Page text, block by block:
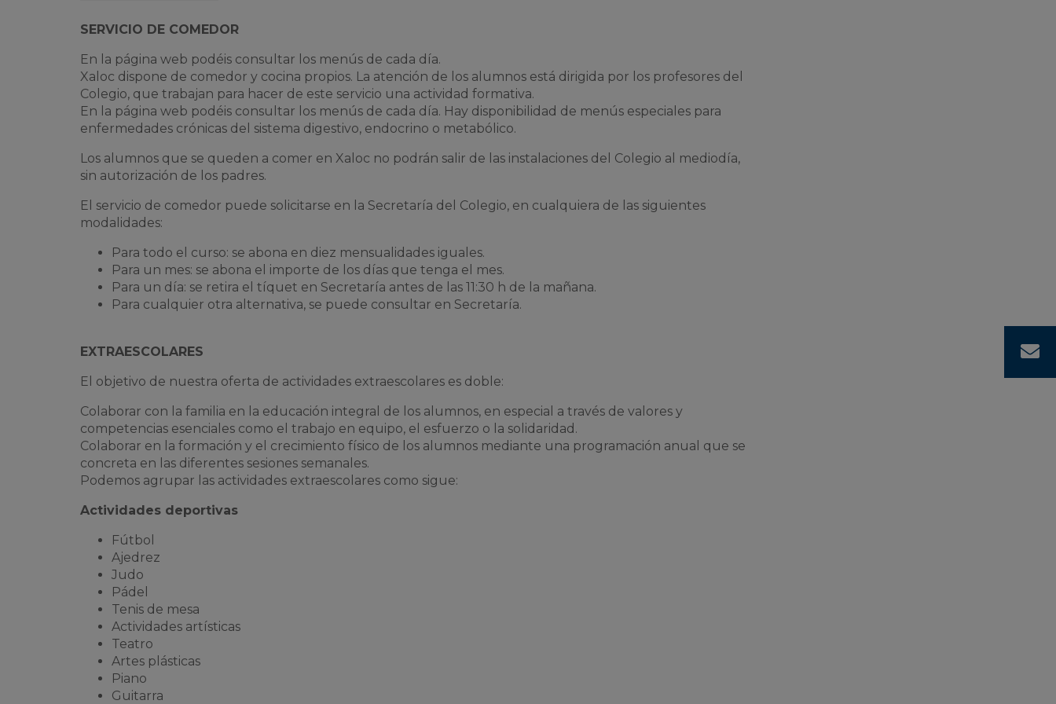
SERVICIO DE COMEDOR
En la página web podéis consultar los menús de cada día.
Xaloc dispone de comedor y cocina propios. La atención de los alumnos está dirigida por los profesores del
Colegio, que trabajan para hacer de este servicio una actividad formativa.
En la página web podéis consultar los menús de cada día. Hay disponibilidad de menús especiales para
enfermedades crónicas del sistema digestivo, endocrino o metabólico.
Los alumnos que se queden a comer en Xaloc no podrán salir de las instalaciones del Colegio al mediodía,
sin autorización de los padres.
El servicio de comedor puede solicitarse en la Secretaría del Colegio, en cualquiera de las siguientes
modalidades:
Para todo el curso: se abona en diez mensualidades iguales.
Para un mes: se abona el importe de los días que tenga el mes.
Para un día: se retira el tíquet en Secretaría antes de las 11:30 h de la mañana.
Para cualquier otra alternativa, se puede consultar en Secretaría.
EXTRAESCOLARES
El objetivo de nuestra oferta de actividades extraescolares es doble:
Colaborar con la familia en la educación integral de los alumnos, en especial a través de valores y
competencias esenciales como el trabajo en equipo, el esfuerzo o la solidaridad.
Colaborar en la formación y el crecimiento físico de los alumnos mediante una programación anual que se
concreta en las diferentes sesiones semanales.
Podemos agrupar las actividades extraescolares como sigue:
Actividades deportivas
Fútbol
Ajedrez
Judo
Pádel
Tenis de mesa
Actividades artísticas
Teatro
Artes plásticas
Piano
Guitarra